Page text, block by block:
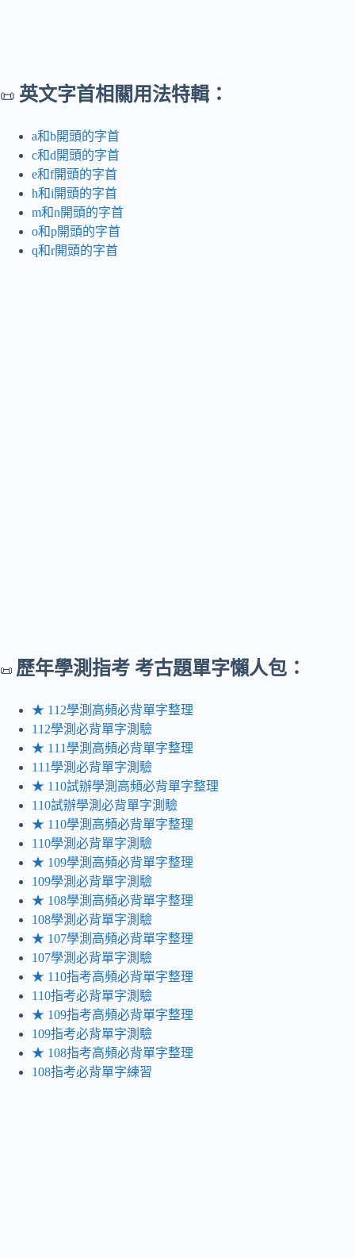
📜 英文字首相關用法特輯：
a和b開頭的字首
c和d開頭的字首
e和f開頭的字首
h和i開頭的字首
m和n開頭的字首
o和p開頭的字首
q和r開頭的字首
📜 歷年學測指考 考古題單字懶人包：
★ 112學測高頻必背單字整理
112學測必背單字測驗
★ 111學測高頻必背單字整理
111學測必背單字測驗
★ 110試辦學測高頻必背單字整理
110試辦學測必背單字測驗
★ 110學測高頻必背單字整理
110學測必背單字測驗
★ 109學測高頻必背單字整理
109學測必背單字測驗
★ 108學測高頻必背單字整理
108學測必背單字測驗
★ 107學測高頻必背單字整理
107學測必背單字測驗
★ 110指考高頻必背單字整理
110指考必背單字測驗
★ 109指考高頻必背單字整理
109指考必背單字測驗
★ 108指考高頻必背單字整理
108指考必背單字練習